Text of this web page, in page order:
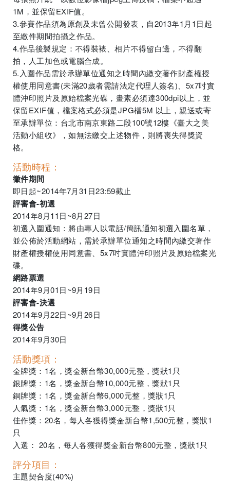
1M，並保留EXIF值。
3.參賽作品須為原創及未曾公開發表，自2013年1月1日起
至繳件期間拍攝之作品。
4.作品後製規定：不得裝裱、相片不得留白邊，不得翻
拍，人工加色或電腦合成。
5.入圍作品需於承辦單位通知之時間內繳交著作財產權授
權使用同意書(未滿20歲者需請法定代理人簽名)、5x7吋實
體沖印照片及原始檔案光碟，畫素必須達300dpi以上，並
保留EXIF值，檔案格式必須是JPG檔5M 以上，親送或寄
至承辦單位：台北市南京東路二段100號12樓《臺大之美
活動小組收》，如無法繳交上述物件，則將喪失得獎資
格。
活動時程：
徵件期間
即日起~2014年7月31日23:59截止
評審會-初選
2014年8月11日~8月27日
初選入圍通知：將由專人以電話/簡訊通知初選入圍名單，
並公佈於活動網站，需於承辦單位通知之時間內繳交著作
財產權授權使用同意書、5x7吋實體沖印照片及原始檔案光
碟。
網路票選
2014年9月01日~9月19日
評審會-決選
2014年9月22日~9月26日
得獎公告
2014年9月30日
活動獎項：
金牌獎：1名，獎金新台幣30,000元整，獎狀1只
銀牌獎：1名，獎金新台幣10,000元整，獎狀1只
銅牌獎：1名，獎金新台幣6,000元整，獎狀1只
人氣獎：1名，獎金新台幣3,000元整，獎狀1只
佳作獎：20名，每人各獲得獎金新台幣1,500元整，獎狀1
只
入選： 20名，每人各獲得獎金新台幣800元整，獎狀1只
評分項目：
主題契合度(40%)